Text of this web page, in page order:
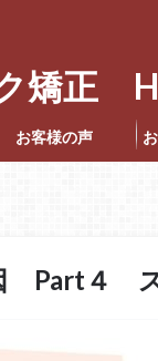
矯正
お客様の声
Part４